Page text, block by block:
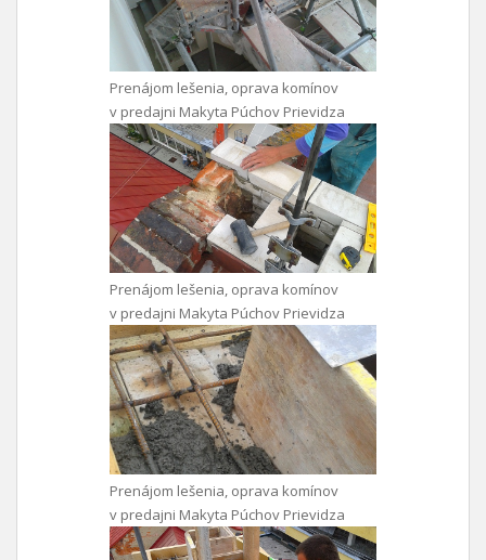
Prenájom lešenia, oprava komínov
v predajni Makyta Púchov Prievidza
Prenájom lešenia, oprava komínov
v predajni Makyta Púchov Prievidza
Prenájom lešenia, oprava komínov
v predajni Makyta Púchov Prievidza